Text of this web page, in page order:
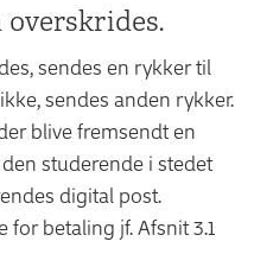
sendes en rykker til
sendes anden rykker.
blive fremsendt en
studerende i stedet
digital post.
betaling jf. Afsnit 3.1